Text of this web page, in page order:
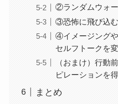
②ランダムウォ
③恐怖に飛び込む
④イメージングや
セルフトークを
（おまけ）行動
ピレーションを
まとめ